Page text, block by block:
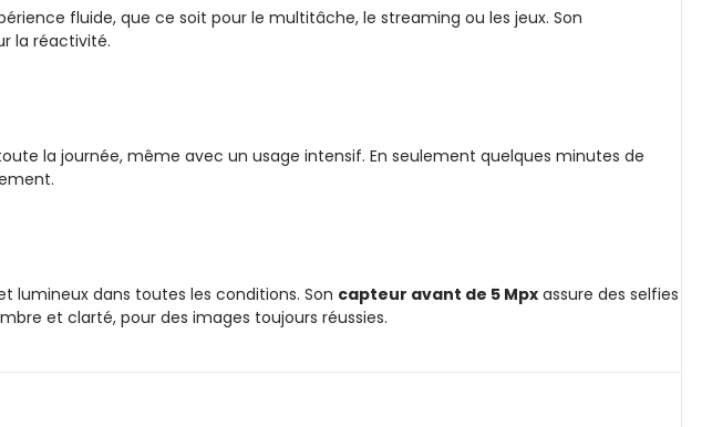
fluide, que ce soit pour le multitâche, le streaming ou les jeux. Son
la réactivité.
la journée, même avec un usage intensif. En seulement quelques minutes de
lumineux dans toutes les conditions. Son capteur avant de 5 Mpx assure des selfies
et clarté, pour des images toujours réussies.